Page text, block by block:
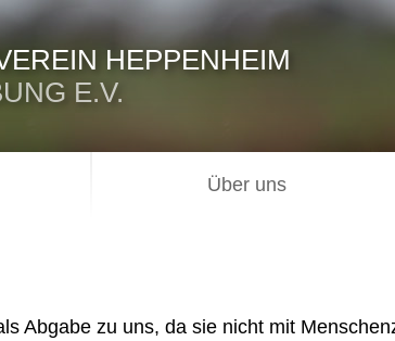
HEPPENHEIM
E.V.
Über uns
Abgabe zu uns, da sie nicht mit